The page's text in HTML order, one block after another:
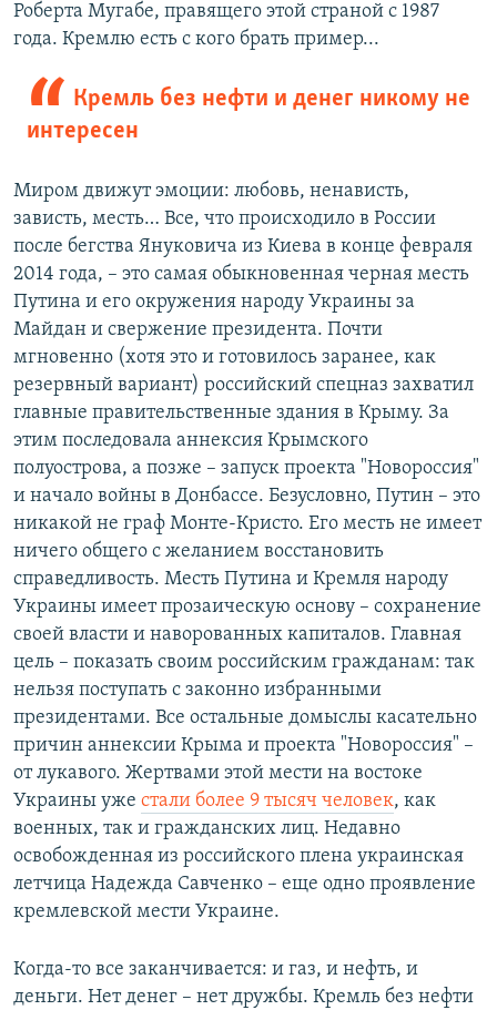
Роберта Мугабе, правящего этой страной с 1987
года. Кремлю есть с кого брать пример...
Кремль без нефти и денег никому не
интересен
Миром движут эмоции: любовь, ненависть,
зависть, месть… Все, что происходило в России
после бегства Януковича из Киева в конце февраля
2014 года, – это самая обыкновенная черная месть
Путина и его окружения народу Украины за
Майдан и свержение президента. Почти
мгновенно (хотя это и готовилось заранее, как
резервный вариант) российский спецназ захватил
главные правительственные здания в Крыму. За
этим последовала аннексия Крымского
полуострова, а позже – запуск проекта "Новороссия"
и начало войны в Донбассе. Безусловно, Путин – это
никакой не граф Монте-Кристо. Его месть не имеет
ничего общего с желанием восстановить
справедливость. Месть Путина и Кремля народу
Украины имеет прозаическую основу – сохранение
своей власти и наворованных капиталов. Главная
цель – показать своим российским гражданам: так
нельзя поступать с законно избранными
президентами. Все остальные домыслы касательно
причин аннексии Крыма и проекта "Новороссия" –
от лукавого. Жертвами этой мести на востоке
Украины уже стали более 9 тысяч человек, как
военных, так и гражданских лиц. Недавно
освобожденная из российского плена украинская
летчица Надежда Савченко – еще одно проявление
кремлевской мести Украине.
Когда-то все заканчивается: и газ, и нефть, и
деньги. Нет денег – нет дружбы. Кремль без нефти